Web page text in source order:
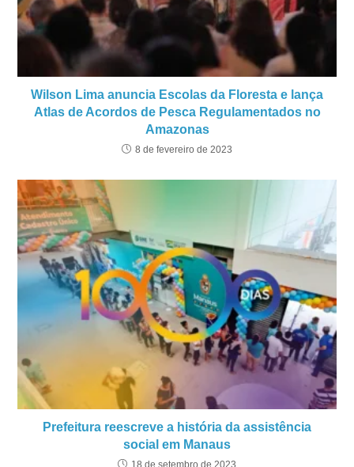
Wilson Lima anuncia Escolas da Floresta e lança
Atlas de Acordos de Pesca Regulamentados no
Amazonas
8 de fevereiro de 2023
Prefeitura reescreve a história da assistência
social em Manaus
18 de setembro de 2023